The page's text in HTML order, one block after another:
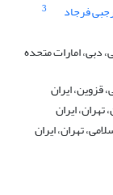
فرجاد 3
دبی، امارات متحده
قزوین، ایران
ایران
تهران، ایران